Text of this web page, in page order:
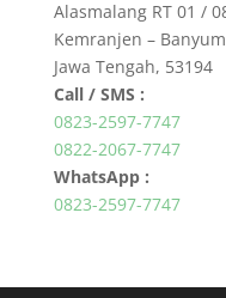
Alasmalang RT 01 /
Kemranjen –
Jawa Tengah, 53194
Call / SMS :
0823-2597-7747
0822-2067-7747
WhatsApp :
0823-2597-7747